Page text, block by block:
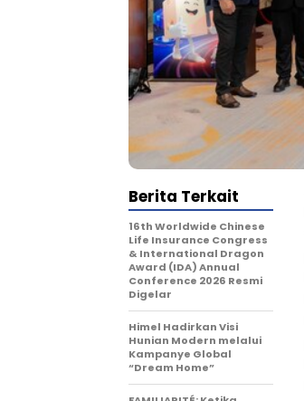
Berita Terkait
16th Worldwide Chinese
Life Insurance Congress
& International Dragon
Award (IDA) Annual
Conference 2026 Resmi
Digelar
Himel Hadirkan Visi
Hunian Modern melalui
Kampanye Global
“Dream Home”